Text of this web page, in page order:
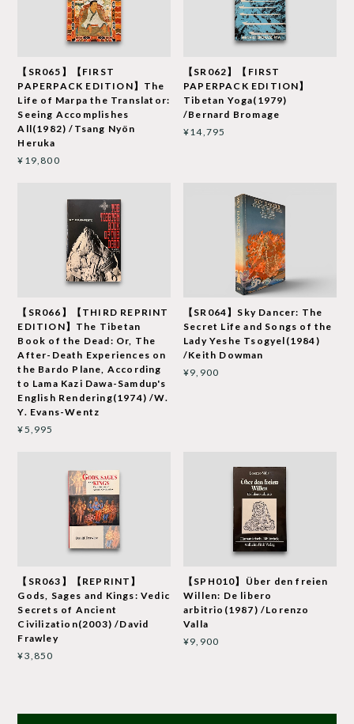
【SR065】【FIRST
PAPERPACK EDITION】The
Life of Marpa the Translator:
Seeing Accomplishes
All(1982) /Tsang Nyön
Heruka
¥19,800
【SR062】【FIRST
PAPERPACK EDITION】
Tibetan Yoga(1979)
/Bernard Bromage
¥14,795
【SR066】【THIRD REPRINT
EDITION】The Tibetan
Book of the Dead: Or, The
After-Death Experiences on
the Bardo Plane, According
to Lama Kazi Dawa-Samdup's
English Rendering(1974) /W.
Y. Evans-Wentz
¥5,995
【SR064】Sky Dancer: The
Secret Life and Songs of the
Lady Yeshe Tsogyel(1984)
/Keith Dowman
¥9,900
【SR063】【REPRINT】
Gods, Sages and Kings: Vedic
Secrets of Ancient
Civilization(2003) /David
Frawley
¥3,850
【SPH010】Über den freien
Willen: De libero
arbitrio(1987) /Lorenzo
Valla
¥9,900